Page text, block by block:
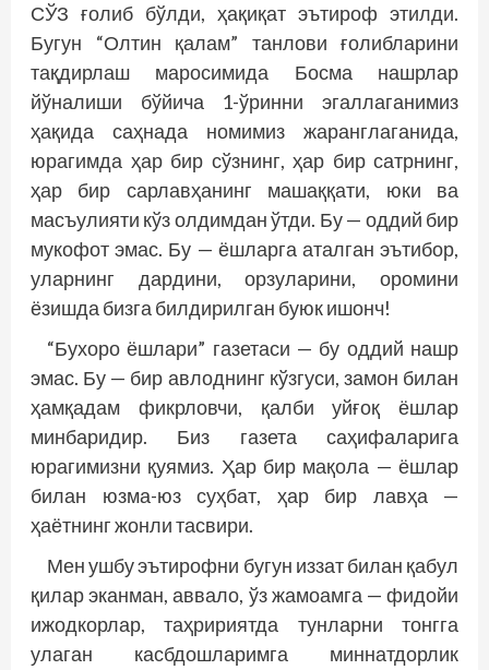
СЎЗ ғолиб бўлди, ҳақиқат эътироф этилди.
Бугун “Олтин қалам” танлови ғолибларини
тақдирлаш маросимида Босма нашрлар
йўналиши бўйича 1-ўринни эгаллаганимиз
ҳақида саҳнада номимиз жаранглаганида,
юрагимда ҳар бир сўзнинг, ҳар бир сатрнинг,
ҳар бир сарлавҳанинг машаққати, юки ва
масъулияти кўз олдимдан ўтди. Бу — оддий бир
мукофот эмас. Бу — ёшларга аталган эътибор,
уларнинг дардини, орзуларини, оромини
ёзишда бизга билдирилган буюк ишонч!
“Бухоро ёшлари” газетаси — бу оддий нашр
эмас. Бу — бир авлоднинг кўзгуси, замон билан
ҳамқадам фикрловчи, қалби уйғоқ ёшлар
минбаридир. Биз газета саҳифаларига
юрагимизни қуямиз. Ҳар бир мақола — ёшлар
билан юзма-юз суҳбат, ҳар бир лавҳа —
ҳаётнинг жонли тасвири.
Мен ушбу эътирофни бугун иззат билан қабул
қилар эканман, аввало, ўз жамоамга — фидойи
ижодкорлар, таҳририятда тунларни тонгга
улаган касбдошларимга миннатдорлик